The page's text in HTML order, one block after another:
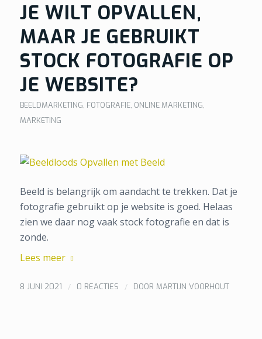
JE WILT OPVALLEN,
MAAR JE GEBRUIKT
STOCK FOTOGRAFIE OP
JE WEBSITE?
BEELDMARKETING, FOTOGRAFIE, ONLINE MARKETING,
MARKETING
Beeld is belangrijk om aandacht te trekken. Dat je
fotografie gebruikt op je website is goed. Helaas
zien we daar nog vaak stock fotografie en dat is
zonde.
Lees meer
8 JUNI 2021 / 0 REACTIES / DOOR MARTIJN VOORHOUT